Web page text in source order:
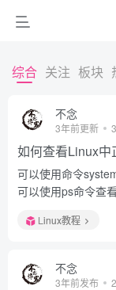
综合 关注 板块
不念
3年前更新
如何查看Linux中
可以使用命令
可以使用ps命令查
Linux教程
不念
3年前发布